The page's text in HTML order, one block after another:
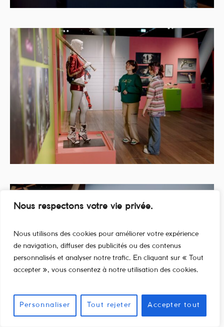
Nous respectons votre vie privée.
Nous utilisons des cookies pour améliorer votre expérience
de navigation, diffuser des publicités ou des contenus
personnalisés et analyser notre trafic. En cliquant sur « Tout
accepter », vous consentez à notre utilisation des cookies.
Personnaliser Tout rejeter Accepter tout